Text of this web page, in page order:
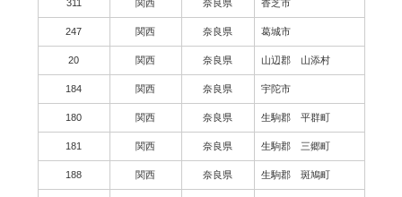
311 関西 奈良県 香芝市
247 関西 奈良県 葛城市
20 関西 奈良県 山辺郡 山添村
184 関西 奈良県 宇陀市
180 関西 奈良県 生駒郡 平群町
181 関西 奈良県 生駒郡 三郷町
188 関西 奈良県 生駒郡 斑鳩町